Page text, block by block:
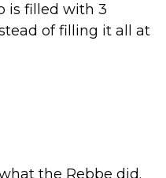
is filled with 3
of filling it all at
the Rebbe did.